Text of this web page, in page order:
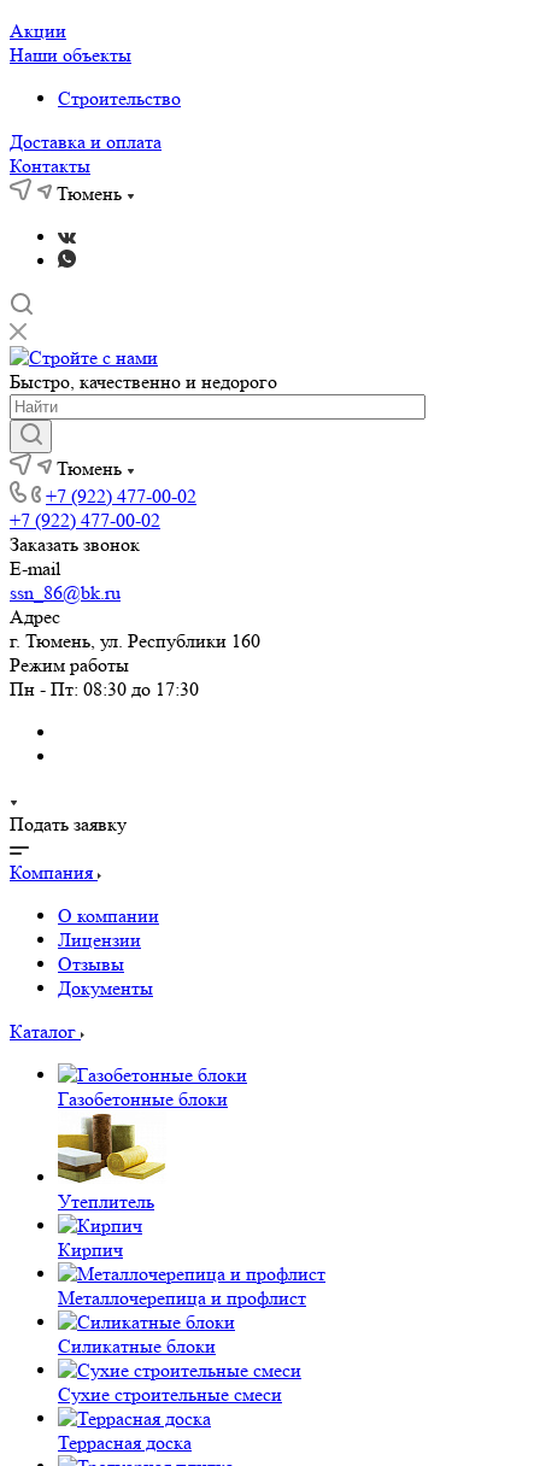
Акции
Наши объекты
Строительство
Доставка и оплата
Контакты
Тюмень
Быстро, качественно и недорого
Тюмень
+7 (922) 477-00-02
+7 (922) 477-00-02
Заказать звонок
E-mail
ssn_86@bk.ru
Адрес
г. Тюмень, ул. Республики 160
Режим работы
Пн - Пт: 08:30 до 17:30
Подать заявку
Компания
О компании
Лицензии
Отзывы
Документы
Каталог
Газобетонные блоки
Утеплитель
Кирпич
Металлочерепица и профлист
Силикатные блоки
Сухие строительные смеси
Террасная доска